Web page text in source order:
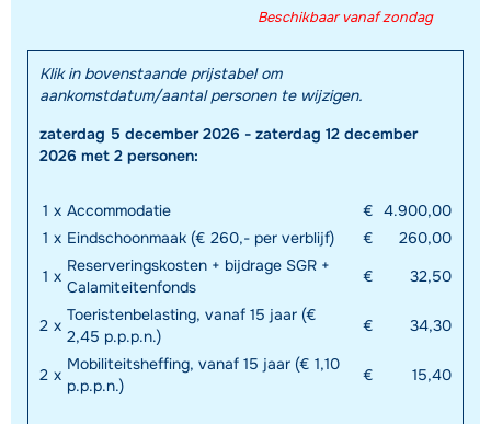
Beschikbaar vanaf zondag
Klik in bovenstaande prijstabel om
aankomstdatum/aantal personen te wijzigen.
zaterdag 5 december 2026 - zaterdag 12 december
2026 met 2 personen:
1 x Accommodatie € 4.900,00
1 x Eindschoonmaak (€ 260,- per verblijf) €
260,00
1 x
Reserveringskosten + bijdrage SGR +
Calamiteitenfonds
€ 32,50
2 x
Toeristenbelasting, vanaf 15 jaar (€
2,45 p.p.p.n.)
€ 34,30
2 x
Mobiliteitsheffing, vanaf 15 jaar (€ 1,10
p.p.p.n.)
€ 15,40